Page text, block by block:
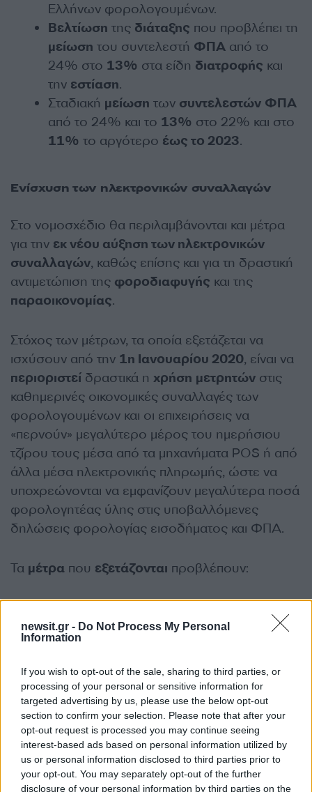
newsit.gr - Do Not Process My Personal
Information
If you wish to opt-out of the sale, sharing to third parties, or
processing of your personal or sensitive information for
targeted advertising by us, please use the below opt-out
section to confirm your selection. Please note that after your
opt-out request is processed you may continue seeing
interest-based ads based on personal information utilized by
us or personal information disclosed to third parties prior to
your opt-out. You may separately opt-out of the further
disclosure of your personal information by third parties on the
Ελλήνων φορολογουμένων.
Βελτίωση της διάταξης που προβλέπει τη
μείωση του συντελεστή ΦΠΑ από το
24% στο 13% στα είδη διατροφής και
την εστίαση.
Σταδιακή μείωση των συντελεστών ΦΠΑ
από το 24% και το 13% στο 22% και στο
11% το αργότερο έως το 2023.
Ενίσχυση των ηλεκτρονικών συναλλαγών
Στο νομοσχέδιο θα περιλαμβάνονται και μέτρα
για την εκ νέου αύξηση των ηλεκτρονικών
συναλλαγών, καθώς επίσης και για τη δραστική
αντιμετώπιση της φοροδιαφυγής και της
παραοικονομίας.
Στόχος των μέτρων, τα οποία εξετάζεται να
ισχύσουν από την 1η Ιανουαρίου 2020, είναι να
περιοριστεί δραστικά η χρήση μετρητών στις
καθημερινές οικονομικές συναλλαγές των
φορολογουμένων και οι επιχειρήσεις να
«περνούν» μεγαλύτερο μέρος του ημερήσιου
τζίρου τους μέσα από τα μηχανήματα POS ή από
άλλα μέσα ηλεκτρονικής πληρωμής, ώστε να
υποχρεώνονται να εμφανίζουν μεγαλύτερα ποσά
φορολογητέας ύλης στις υποβαλλόμενες
δηλώσεις φορολογίας εισοδήματος και ΦΠΑ.
Τα μέτρα που εξετάζονται προβλέπουν:
δαπανώνπου θα πρέπει να εξοφλούν οι
μισθωτοί
επάγγελμα αγρότες με ηλεκτρονικά
πληρωμής, προκειμένου να
κατοχυρώνουν το βασικόαφορολόγητο
όριο των8.636ευρώ.
Σημαντικήμείωσητουορίουμέχρι το
οποίο επιτρέπεται ηχρήση μετρητώνγια
την πραγματοποίηση μιας οικονομικής